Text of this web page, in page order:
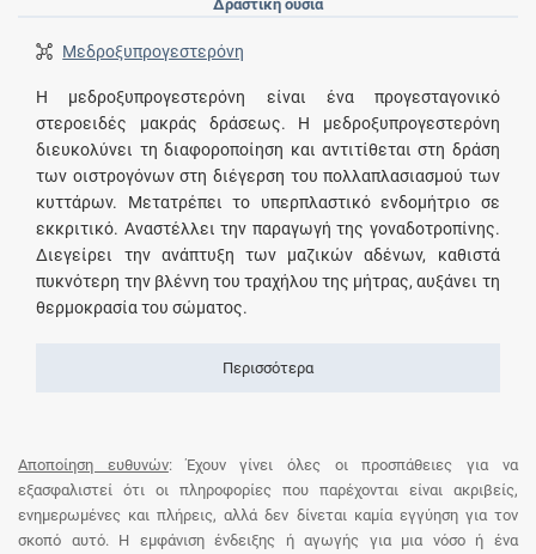
Δραστική ουσία
Μεδροξυπρογεστερόνη
Η μεδροξυπρογεστερόνη είναι ένα προγεσταγονικό
στεροειδές μακράς δράσεως. Η μεδροξυπρογεστερόνη
διευκολύνει τη διαφοροποίηση και αντιτίθεται στη δράση
των οιστρογόνων στη διέγερση του πολλαπλασιασμού των
κυττάρων. Μετατρέπει το υπερπλαστικό ενδομήτριο σε
εκκριτικό. Αναστέλλει την παραγωγή της γοναδοτροπίνης.
Διεγείρει την ανάπτυξη των μαζικών αδένων, καθιστά
πυκνότερη την βλέννη του τραχήλου της μήτρας, αυξάνει τη
θερμοκρασία του σώματος.
Περισσότερα
Αποποίηση ευθυνών: Έχουν γίνει όλες οι προσπάθειες για να
εξασφαλιστεί ότι οι πληροφορίες που παρέχονται είναι ακριβείς,
ενημερωμένες και πλήρεις, αλλά δεν δίνεται καμία εγγύηση για τον
σκοπό αυτό. Η εμφάνιση ένδειξης ή αγωγής για μια νόσο ή ένα